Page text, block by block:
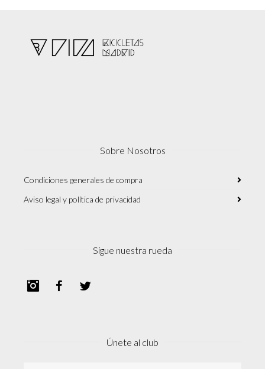
Sobre Nosotros
Condiciones generales de compra
Aviso legal y política de privacidad
Sigue nuestra rueda
InstagramFacebook
Únete al club